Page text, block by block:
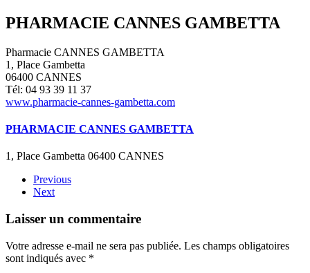
PHARMACIE CANNES GAMBETTA
Pharmacie CANNES GAMBETTA
1, Place Gambetta
06400 CANNES
Tél: 04 93 39 11 37
www.pharmacie-cannes-gambetta.com
PHARMACIE CANNES GAMBETTA
1, Place Gambetta 06400 CANNES
Previous
Next
Laisser un commentaire
Votre adresse e-mail ne sera pas publiée. Les champs obligatoires
sont indiqués avec *